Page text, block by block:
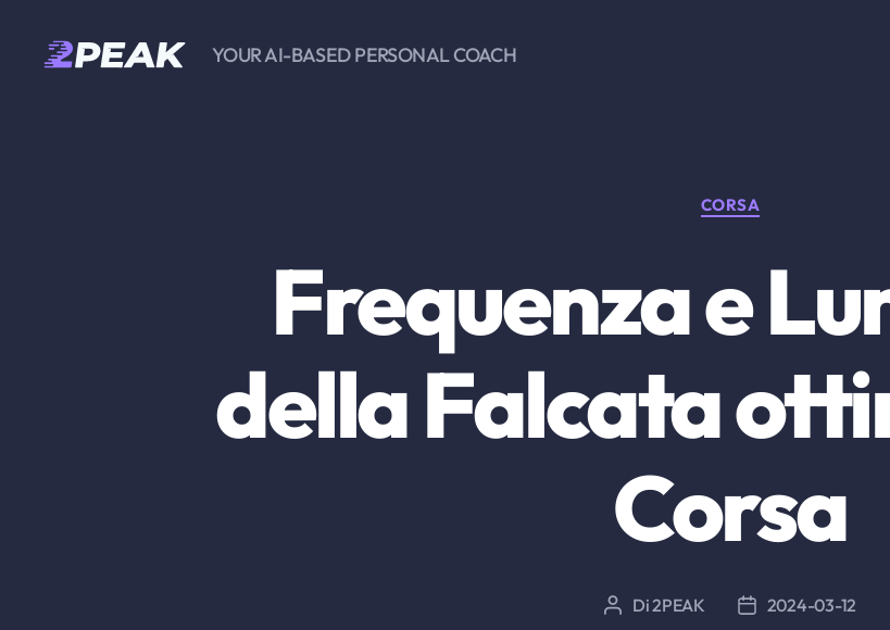
YOUR AI-BASED PERSONAL COACH
Categorie
CORSA
Frequenza e
della Falcata
Corsa
Autore
Di2PEAK
Data2024-03-12